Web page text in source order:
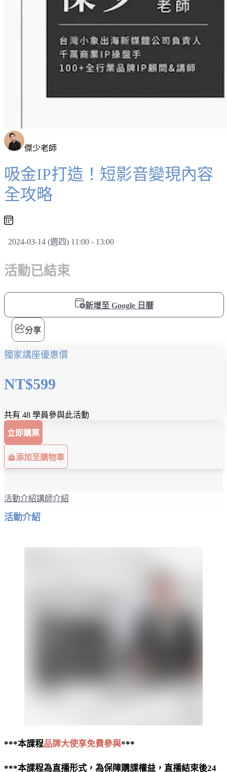
傑少老師
吸金IP打造！短影音變現內容
全攻略
2024-03-14 (週四) 11:00 - 13:00
活動已結束
新增至 Google 日曆
分享
獨家講座優惠價
NT$599
共有 48 學員參與此活動
立即購票
添加至購物車
活動介紹講師介紹
活動介紹
***本課程品牌大使享免費參與***
***本課程為直播形式，為保障購課權益，直播結束後24